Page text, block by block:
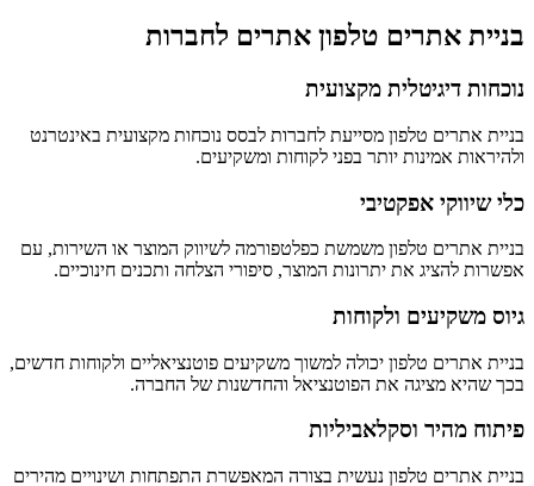
בניית אתרים טלפון אתרים לחברות
נוכחות דיגיטלית מקצועית
בניית אתרים טלפון מסייעת לחברות לבסס נוכחות מקצועית באינטרנט
ולהיראות אמינות יותר בפני לקוחות ומשקיעים.
כלי שיווקי אפקטיבי
בניית אתרים טלפון משמשת כפלטפורמה לשיווק המוצר או השירות, עם
אפשרות להציג את יתרונות המוצר, סיפורי הצלחה ותכנים חינוכיים.
גיוס משקיעים ולקוחות
בניית אתרים טלפון יכולה למשוך משקיעים פוטנציאליים ולקוחות חדשים,
בכך שהיא מציגה את הפוטנציאל והחדשנות של החברה.
פיתוח מהיר וסקלאביליות
בניית אתרים טלפון נעשית בצורה המאפשרת התפתחות ושינויים מהירים